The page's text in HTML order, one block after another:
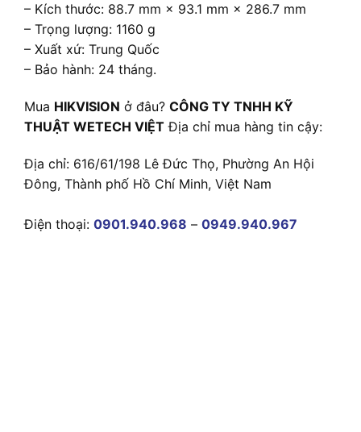
– Kích thước: 88.7 mm × 93.1 mm × 286.7 mm
– Trọng lượng: 1160 g
– Xuất xứ: Trung Quốc
– Bảo hành: 24 tháng.
Mua HIKVISION ở đâu? CÔNG TY TNHH KỸ
THUẬT WETECH VIỆT Địa chỉ mua hàng tin cậy:
Địa chỉ: 616/61/198 Lê Đức Thọ, Phường An Hội
Đông, Thành phố Hồ Chí Minh, Việt Nam
Điện thoại: 0901.940.968 – 0949.940.967